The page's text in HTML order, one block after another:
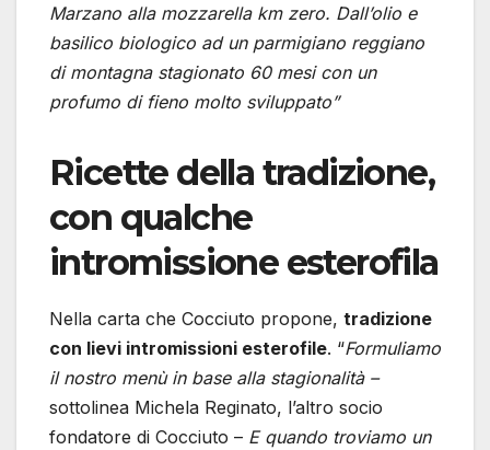
Marzano alla mozzarella km zero. Dall’olio e
basilico biologico ad un parmigiano reggiano
di montagna stagionato 60 mesi con un
profumo di fieno molto sviluppato”
Ricette della tradizione,
con qualche
intromissione esterofila
Nella carta che Cocciuto propone, tradizione
con lievi intromissioni esterofile. “Formuliamo
il nostro menù in base alla stagionalità –
sottolinea Michela Reginato, l’altro socio
fondatore di Cocciuto – E quando troviamo un